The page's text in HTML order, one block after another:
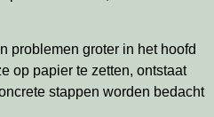
problemen groter in het hoofd
op papier te zetten, ontstaat
stappen worden bedacht